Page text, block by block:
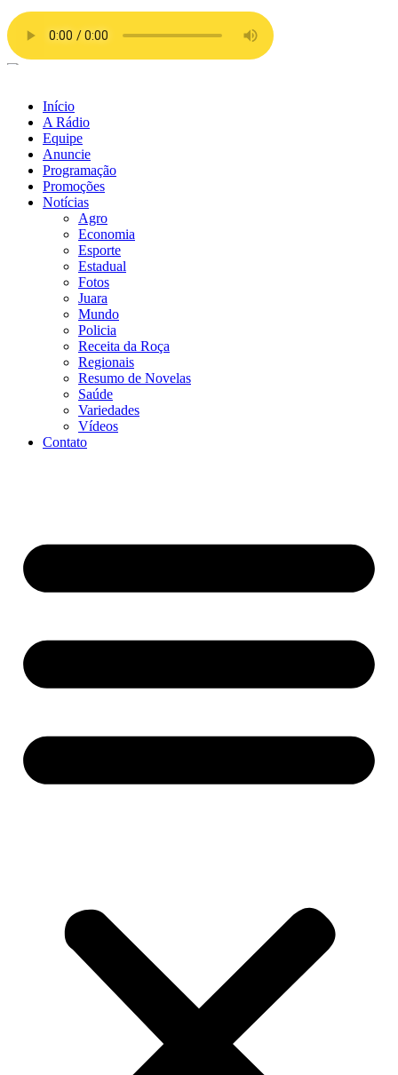
Ir
para
o
conteúdo
Início
A Rádio
Equipe
Anuncie
Programação
Promoções
Notícias
Agro
Economia
Esporte
Estadual
Fotos
Juara
Mundo
Policia
Receita da Roça
Regionais
Resumo de Novelas
Saúde
Variedades
Vídeos
Contato